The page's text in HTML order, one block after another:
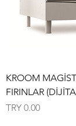
KROOM
FIRINLAR
Price
TRY 0.00